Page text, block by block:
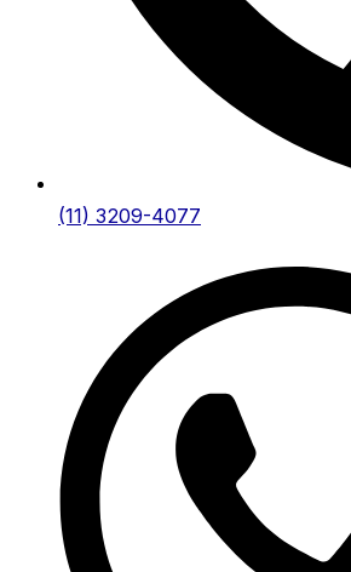
(11) 3209-4077